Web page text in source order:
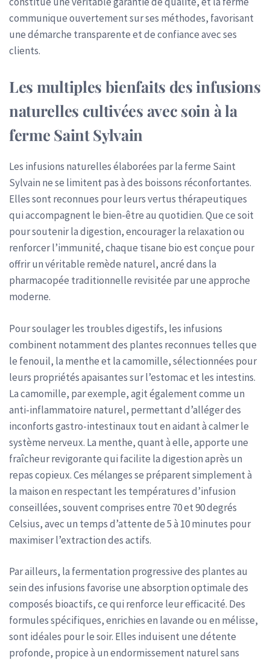
communique ouvertement sur ses méthodes, favorisant
une démarche transparente et de confiance avec ses
clients.
Les multiples bienfaits des infusions
naturelles cultivées avec soin à la
ferme Saint Sylvain
Les infusions naturelles élaborées par la ferme Saint
Sylvain ne se limitent pas à des boissons réconfortantes.
Elles sont reconnues pour leurs vertus thérapeutiques
qui accompagnent le bien-être au quotidien. Que ce soit
pour soutenir la digestion, encourager la relaxation ou
renforcer l’immunité, chaque tisane bio est conçue pour
offrir un véritable remède naturel, ancré dans la
pharmacopée traditionnelle revisitée par une approche
moderne.
Pour soulager les troubles digestifs, les infusions
combinent notamment des plantes reconnues telles que
le fenouil, la menthe et la camomille, sélectionnées pour
leurs propriétés apaisantes sur l’estomac et les intestins.
La camomille, par exemple, agit également comme un
anti-inflammatoire naturel, permettant d’alléger des
inconforts gastro-intestinaux tout en aidant à calmer le
système nerveux. La menthe, quant à elle, apporte une
fraîcheur revigorante qui facilite la digestion après un
repas copieux. Ces mélanges se préparent simplement à
la maison en respectant les températures d’infusion
conseillées, souvent comprises entre 70 et 90 degrés
Celsius, avec un temps d’attente de 5 à 10 minutes pour
maximiser l’extraction des actifs.
Par ailleurs, la fermentation progressive des plantes au
sein des infusions favorise une absorption optimale des
composés bioactifs, ce qui renforce leur efficacité. Des
formules spécifiques, enrichies en lavande ou en mélisse,
sont idéales pour le soir. Elles induisent une détente
profonde, propice à un endormissement naturel sans